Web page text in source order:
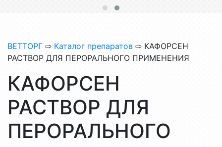
ВЕТТОРГ ⇨ Каталог препаратов ⇨ КАФОРСЕН
РАСТВОР ДЛЯ ПЕРОРАЛЬНОГО ПРИМЕНЕНИЯ
КАФОРСЕН
РАСТВОР ДЛЯ
ПЕРОРАЛЬНОГО